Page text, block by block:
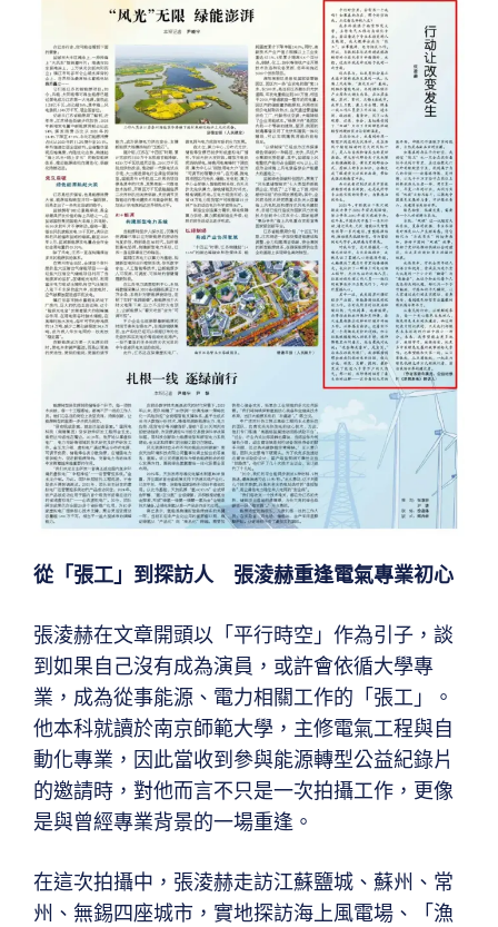
從「張工」到探訪人 張淩赫重逢電氣專業初心
張淩赫在文章開頭以「平行時空」作為引子，談
到如果自己沒有成為演員，或許會依循大學專
業，成為從事能源、電力相關工作的「張工」。
他本科就讀於南京師範大學，主修電氣工程與自
動化專業，因此當收到參與能源轉型公益紀錄片
的邀請時，對他而言不只是一次拍攝工作，更像
是與曾經專業背景的一場重逢。
在這次拍攝中，張淩赫走訪江蘇鹽城、蘇州、常
州、無錫四座城市，實地探訪海上風電場、「漁